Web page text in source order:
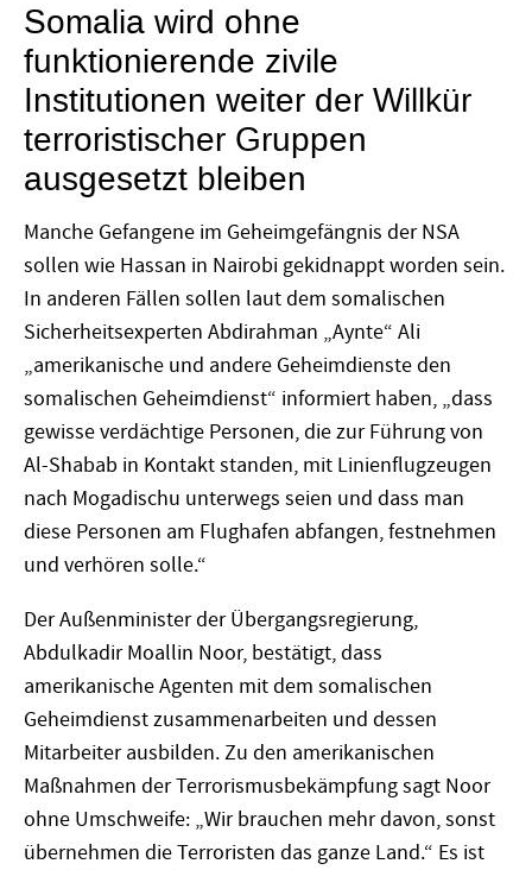
Somalia wird ohne
funktionierende zivile
Institutionen weiter der Willkür
terroristischer Gruppen
ausgesetzt bleiben
Manche Gefangene im Geheimgefängnis der NSA
sollen wie Hassan in Nairobi gekidnappt worden sein.
In anderen Fällen sollen laut dem somalischen
Sicherheitsexperten Abdirahman „Aynte“ Ali
„amerikanische und andere Geheimdienste den
somalischen Geheimdienst“ informiert haben, „dass
gewisse verdächtige Personen, die zur Führung von
Al-Shabab in Kontakt standen, mit Linienflugzeugen
nach Mogadischu unterwegs seien und dass man
diese Personen am Flughafen abfangen, festnehmen
und verhören solle.“
Der Außenminister der Übergangsregierung,
Abdulkadir Moallin Noor, bestätigt, dass
amerikanische Agenten mit dem somalischen
Geheimdienst zusammenarbeiten und dessen
Mitarbeiter ausbilden. Zu den amerikanischen
Maßnahmen der Terrorismusbekämpfung sagt Noor
ohne Umschweife: „Wir brauchen mehr davon, sonst
übernehmen die Terroristen das ganze Land.“ Es ist